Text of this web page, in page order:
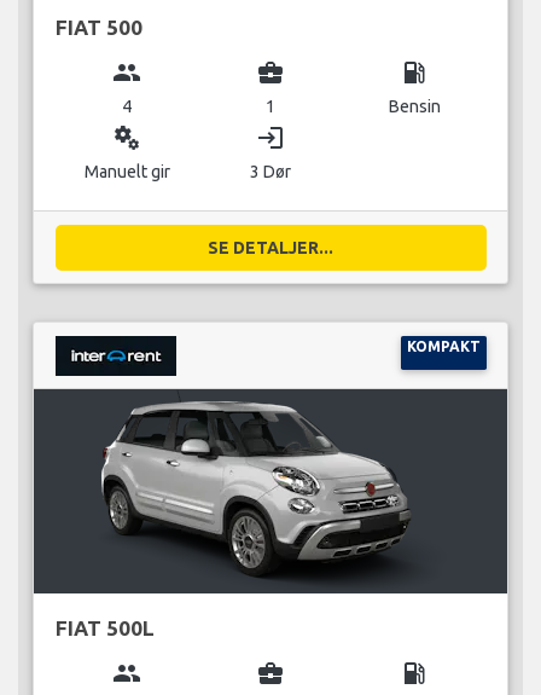
FIAT 500
group
4
business_center
1
local_gas_station
Bensin
miscellaneous_services
Manuelt gir
login
3 Dør
SE DETALJER...
KOMPAKT
FIAT 500L
group business_center local_gas_station